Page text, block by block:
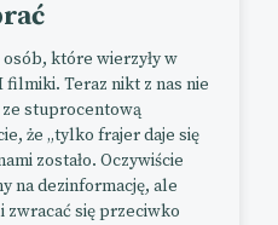
osób, które wierzyły w
Teraz nikt z nas nie
stuprocentową
że „tylko frajer daje się
zostało. Oczywiście
na dezinformację, ale
zwracać się przeciwko